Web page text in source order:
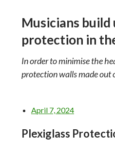
Musicians build
protection in
In order to minimise the
protection walls made out
April 7, 2024
Plexiglass